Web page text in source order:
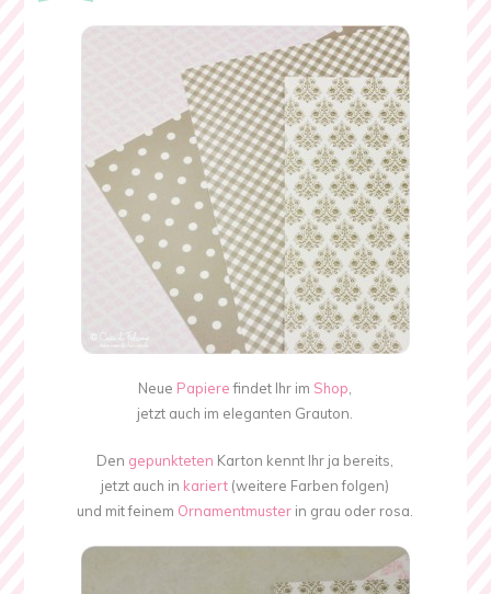
Neue Papierefindet Ihr im Shop,
jetzt auch im eleganten Grauton.
Den gepunkteten Karton kennt Ihr ja bereits,
jetzt auch in kariert (weitere Farben folgen)
und mit feinem Ornamentmuster in grau oder rosa.